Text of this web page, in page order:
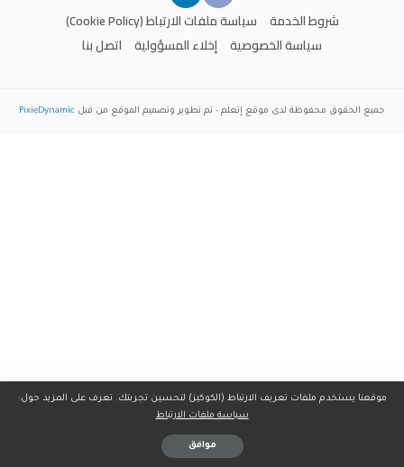
شروط الخدمة سياسة ملفات الارتباط (Cookie Policy)
سياسة الخصوصية إخلاء المسؤولية اتصل بنا
جميع الحقوق محفوظة لدى موقع إتعلم - تم تطوير وتصميم الموقع من قبل PixieDynamic
موقعنا يستخدم ملفات تعريف الارتباط (الكوكيز) لتحسين تجربتك. تعرف على المزيد حول:
سياسة ملفات الارتباط
موافق